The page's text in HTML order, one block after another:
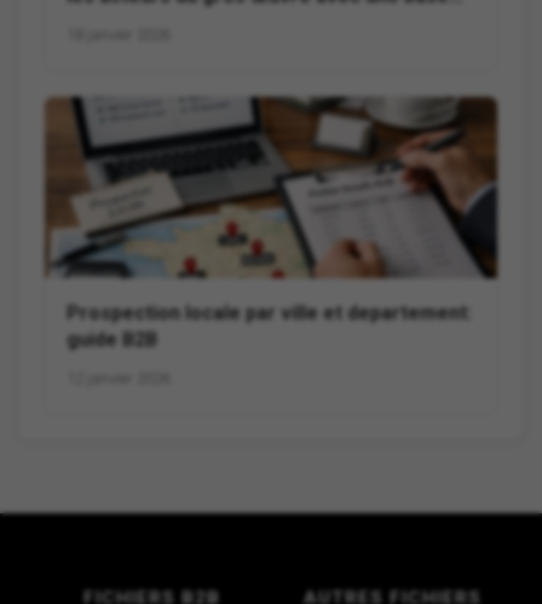
Prospection locale par ville et departement:
guide B2B
FICHIERS B2B AUTRES FICHIERS